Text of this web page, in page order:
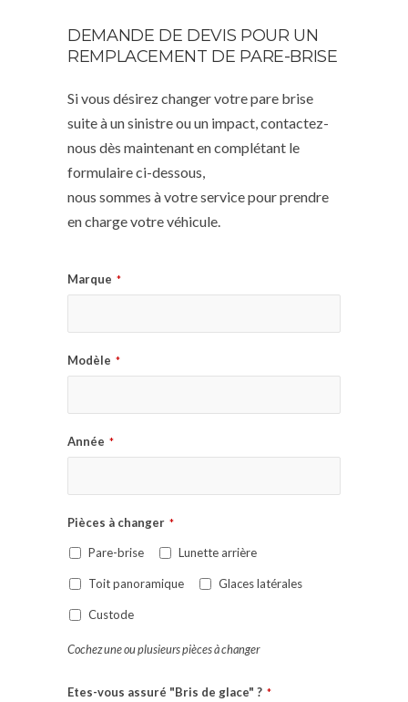
DEMANDE DE DEVIS POUR UN
REMPLACEMENT DE PARE-BRISE
Si vous désirez changer votre pare brise
suite à un sinistre ou un impact, contactez-
nous dès maintenant en complétant le
formulaire ci-dessous,
nous sommes à votre service pour prendre
en charge votre véhicule.
Marque *
Modèle *
Année *
Pièces à changer *
Pare-brise Lunette arrière
Toit panoramique Glaces latérales
Custode
Cochez une ou plusieurs pièces à changer
Etes-vous assuré "Bris de glace" ? *